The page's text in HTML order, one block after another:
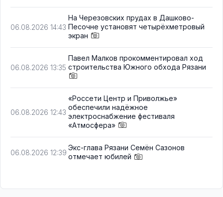
06.08.2026 14:43
На Черезовских прудах в Дашково-
Песочне установят четырёхметровый
экран
06.08.2026 13:35
Павел Малков прокомментировал ход
строительства Южного обхода Рязани
06.08.2026 12:43
«Россети Центр и Приволжье»
обеспечили надёжное
электроснабжение фестиваля
«Атмосфера»
06.08.2026 12:39
Экс-глава Рязани Семён Сазонов
отмечает юбилей